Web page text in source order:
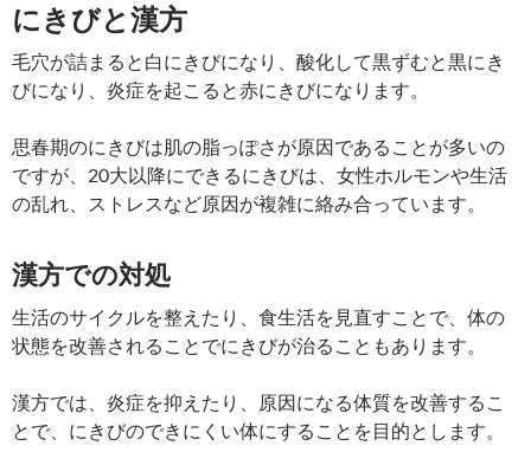
にきびと漢方
毛穴が詰まると白にきびになり、酸化して黒ずむと黒にき
びになり、炎症を起こると赤にきびになります。
思春期のにきびは肌の脂っぽさが原因であることが多いの
ですが、20大以降にできるにきびは、女性ホルモンや生活
の乱れ、ストレスなど原因が複雑に絡み合っています。
漢方での対処
生活のサイクルを整えたり、食生活を見直すことで、体の
状態を改善されることでにきびが治ることもあります。
漢方では、炎症を抑えたり、原因になる体質を改善するこ
とで、にきびのできにくい体にすることを目的とします。